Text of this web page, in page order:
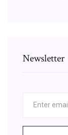
Newsletter